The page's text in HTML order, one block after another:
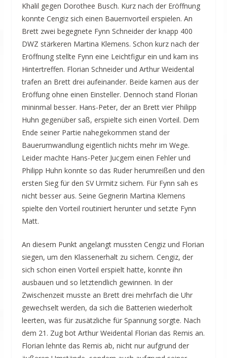
Khalil gegen Dorothee Busch. Kurz nach der Eröffnung
konnte Cengiz sich einen Bauernvorteil erspielen. An
Brett zwei begegnete Fynn Schneider der knapp 400
DWZ stärkeren Martina Klemens. Schon kurz nach der
Eröffnung stellte Fynn eine Leichtfigur ein und kam ins
Hintertreffen. Florian Schneider und Arthur Weidental
trafen an Brett drei aufeinander. Beide kamen aus der
Eröffung ohne einen Einsteller. Dennoch stand Florian
mininmal besser. Hans-Peter, der an Brett vier Philipp
Huhn gegenüber saß, erspielte sich einen Vorteil. Dem
Ende seiner Partie nahegekommen stand der
Bauerumwandlung eigentlich nichts mehr im Wege.
Leider machte Hans-Peter Jucgem einen Fehler und
Philipp Huhn konnte so das Ruder herumreißen und den
ersten Sieg für den SV Urmitz sichern. Für Fynn sah es
nicht besser aus. Seine Gegnerin Martina Klemens
spielte den Vorteil routiniert herunter und setzte Fynn
Matt.
An diesem Punkt angelangt mussten Cengiz und Florian
siegen, um den Klassenerhalt zu sichern. Cengiz, der
sich schon einen Vorteil erspielt hatte, konnte ihn
ausbauen und so letztendlich gewinnen. In der
Zwischenzeit musste an Brett drei mehrfach die Uhr
gewechselt werden, da sich die Batterien wiederholt
leerten, was für zusätzliche für Spannung sorgte. Nach
dem 21. Zug bot Arthur Weidental Florian das Remis an.
Florian lehnte das Remis ab, nicht nur aufgrund der